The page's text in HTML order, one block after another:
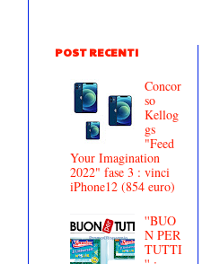
POST RECENTI
Concor
so
Kellog
gs
"Feed
Your Imagination
2022" fase 3 : vinci
iPhone12 (854 euro)
''BUO
N PER
TUTTI